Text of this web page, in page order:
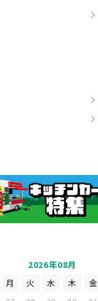
2026年08月
月 火 水 木 金